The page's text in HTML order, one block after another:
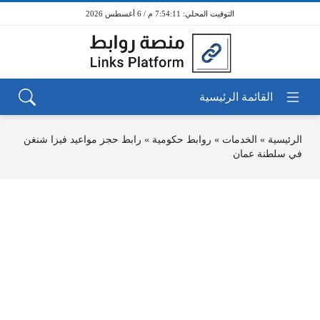
7:54:11 م / 6 أغسطس 2026
الرئيسية » الخدمات » روابط حكومية » رابط حجز مواعيد فيزا شنغن
في سلطنة عمان